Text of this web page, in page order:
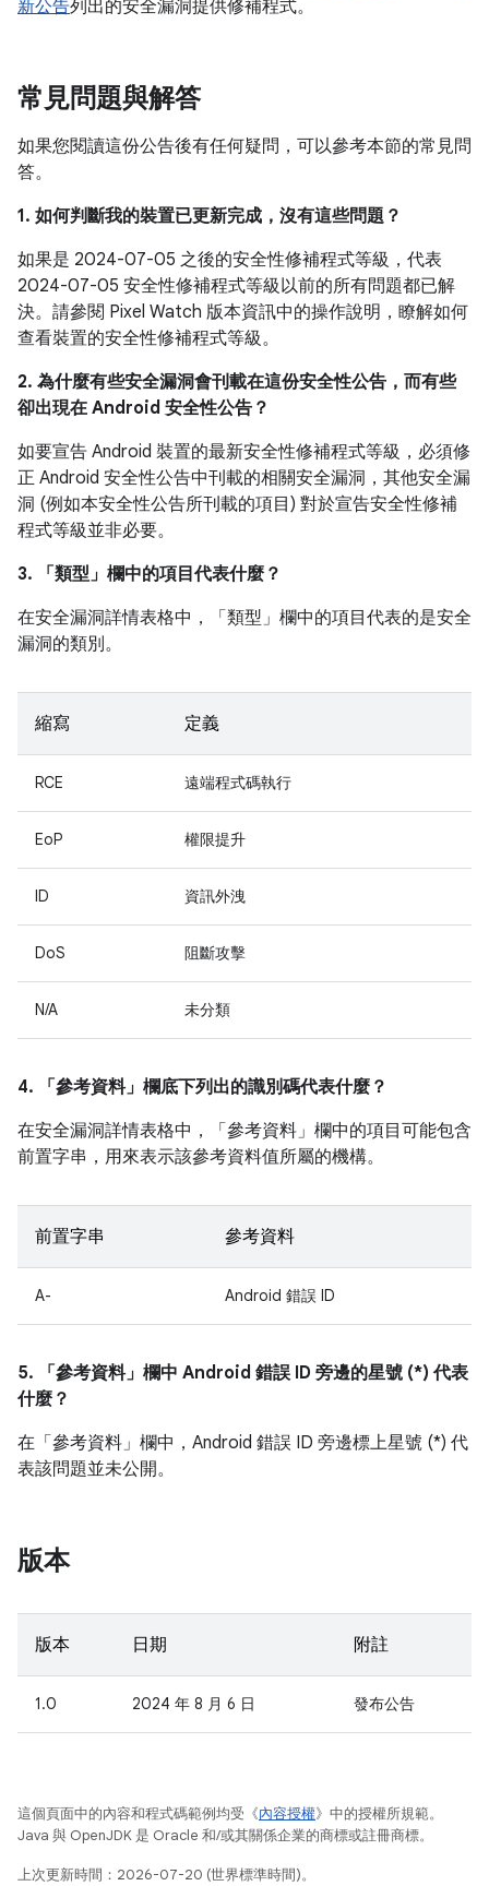
新公告列出的安全漏洞提供修補程式。
常見問題與解答
如果您閱讀這份公告後有任何疑問，可以參考本節的常見問
答。
1. 如何判斷我的裝置已更新完成，沒有這些問題？
如果是 2024-07-05 之後的安全性修補程式等級，代表
2024-07-05 安全性修補程式等級以前的所有問題都已解
決。請參閱 Pixel Watch 版本資訊中的操作說明，瞭解如何
查看裝置的安全性修補程式等級。
2. 為什麼有些安全漏洞會刊載在這份安全性公告，而有些
卻出現在 Android 安全性公告？
如要宣告 Android 裝置的最新安全性修補程式等級，必須修
正 Android 安全性公告中刊載的相關安全漏洞，其他安全漏
洞 (例如本安全性公告所刊載的項目) 對於宣告安全性修補
程式等級並非必要。
3. 「類型」 欄中的項目代表什麼？
在安全漏洞詳情表格中，「類型」 欄中的項目代表的是安全
漏洞的類別。
縮寫 定義
RCE 遠端程式碼執行
EoP 權限提升
ID 資訊外洩
DoS 阻斷攻擊
N/A 未分類
4. 「參考資料」 欄底下列出的識別碼代表什麼？
在安全漏洞詳情表格中，「參考資料」 欄中的項目可能包含
前置字串，用來表示該參考資料值所屬的機構。
前置字串 參考資料
A- Android 錯誤 ID
5. 「參考資料」 欄中 Android 錯誤 ID 旁邊的星號 (*) 代表
什麼？
在「參考資料」 欄中，Android 錯誤 ID 旁邊標上星號 (*) 代
表該問題並未公開。
版本
版本 日期 附註
1.0 2024 年 8 月 6 日 發布公告
這個頁面中的內容和程式碼範例均受《內容授權》中的授權所規範。
Java 與 OpenJDK 是 Oracle 和/或其關係企業的商標或註冊商標。
上次更新時間：2026-07-20 (世界標準時間)。